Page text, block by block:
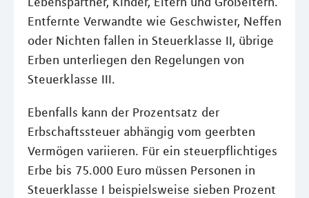
Entfernte Verwandte wie Geschwister, Neffen
oder Nichten fallen in Steuerklasse II, übrige
Erben unterliegen den Regelungen von
Steuerklasse III.
Ebenfalls kann der Prozentsatz der
Erbschaftssteuer abhängig vom geerbten
Vermögen variieren. Für ein steuerpflichtiges
Erbe bis 75.000 Euro müssen Personen in
Steuerklasse I beispielsweise sieben Prozent